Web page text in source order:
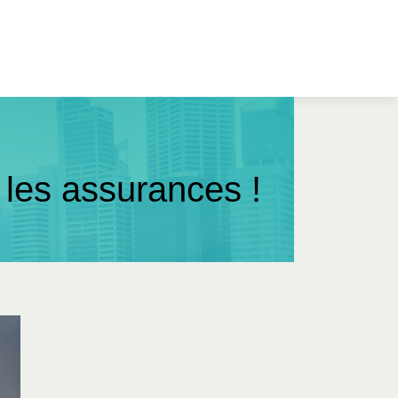
assurances !